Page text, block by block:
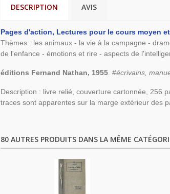
DESCRIPTION AVIS
Pages d'action, Lectures pour le cours moyen
Thèmes : les animaux - la vie à la campagne -
de l'enfance - émotions et rire - aspects de
éditions Fernand Nathan, 1955. #écrivains,
Description : livre relié, couverture cartonnée, 256
traces sont apparentes sur la marge extérieur des
80 AUTRES PRODUITS DANS LA MÊME